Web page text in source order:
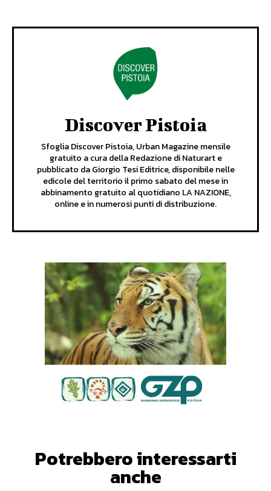
Discover Pistoia
Sfoglia Discover Pistoia, Urban Magazine mensile
gratuito a cura della Redazione di Naturart e
pubblicato da Giorgio Tesi Editrice, disponibile nelle
edicole del territorio il primo sabato del mese in
abbinamento gratuito al quotidiano LA NAZIONE,
online e in numerosi punti di distribuzione.
Potrebbero interessarti
anche